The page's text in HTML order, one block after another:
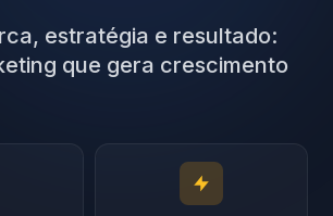
estratégia e resultado:
que gera crescimento